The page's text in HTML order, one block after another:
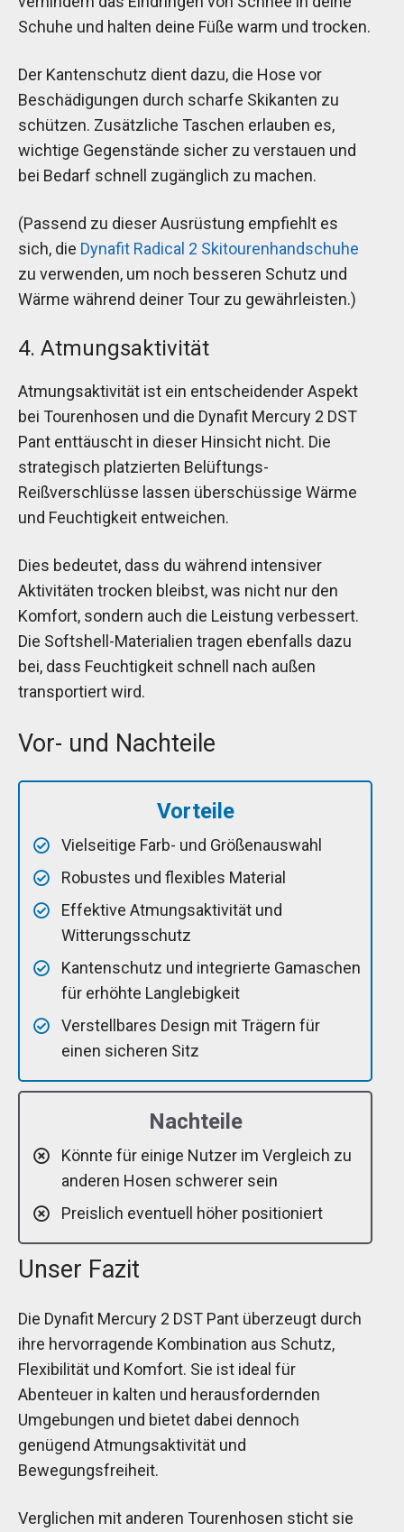
Schuhe und halten deine Füße warm und trocken.
Der Kantenschutz dient dazu, die Hose vor
Beschädigungen durch scharfe Skikanten zu
schützen. Zusätzliche Taschen erlauben es,
wichtige Gegenstände sicher zu verstauen und
bei Bedarf schnell zugänglich zu machen.
(Passend zu dieser Ausrüstung empfiehlt es
sich, die Dynafit Radical 2 Skitourenhandschuhe
zu verwenden, um noch besseren Schutz und
Wärme während deiner Tour zu gewährleisten.)
4. Atmungsaktivität
Atmungsaktivität ist ein entscheidender Aspekt
bei Tourenhosen und die Dynafit Mercury 2 DST
Pant enttäuscht in dieser Hinsicht nicht. Die
strategisch platzierten Belüftungs-
Reißverschlüsse lassen überschüssige Wärme
und Feuchtigkeit entweichen.
Dies bedeutet, dass du während intensiver
Aktivitäten trocken bleibst, was nicht nur den
Komfort, sondern auch die Leistung verbessert.
Die Softshell-Materialien tragen ebenfalls dazu
bei, dass Feuchtigkeit schnell nach außen
transportiert wird.
Vor- und Nachteile
Vorteile
Vielseitige Farb- und Größenauswahl
Robustes und flexibles Material
Effektive Atmungsaktivität und
Witterungsschutz
Kantenschutz und integrierte Gamaschen
für erhöhte Langlebigkeit
Verstellbares Design mit Trägern für
einen sicheren Sitz
Nachteile
Könnte für einige Nutzer im Vergleich zu
anderen Hosen schwerer sein
Preislich eventuell höher positioniert
Unser Fazit
Die Dynafit Mercury 2 DST Pant überzeugt durch
ihre hervorragende Kombination aus Schutz,
Flexibilität und Komfort. Sie ist ideal für
Abenteuer in kalten und herausfordernden
Umgebungen und bietet dabei dennoch
genügend Atmungsaktivität und
Bewegungsfreiheit.
Verglichen mit anderen Tourenhosen sticht sie